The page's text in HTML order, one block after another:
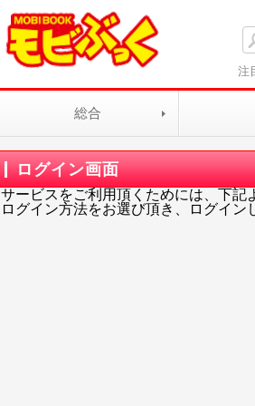
注
総合
ログイン画面
サービスをご利用頂くためには、下記
ログイン方法をお選び頂き、ログイン